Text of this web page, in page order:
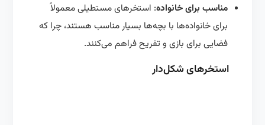
مناسب برای خانواده: استخرهای مستطیلی معمولاً
برای خانواده‌ها با بچه‌ها بسیار مناسب هستند، چرا که
فضایی برای بازی و تفریح فراهم می‌کنند.
استخرهای شکل‌دار